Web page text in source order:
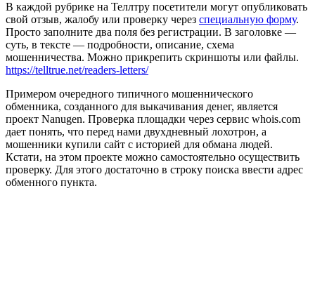
В каждой рубрике на Теллтру посетители могут опубликовать
свой отзыв, жалобу или проверку через специальную форму.
Просто заполните два поля без регистрации. В заголовке —
суть, в тексте — подробности, описание, схема
мошенничества. Можно прикрепить скриншоты или файлы.
https://telltrue.net/readers-letters/
Примером очередного типичного мошеннического
обменника, созданного для выкачивания денег, является
проект Nanugen. Проверка площадки через сервис whois.com
дает понять, что перед нами двухдневный лохотрон, а
мошенники купили сайт с историей для обмана людей.
Кстати, на этом проекте можно самостоятельно осуществить
проверку. Для этого достаточно в строку поиска ввести адрес
обменного пункта.